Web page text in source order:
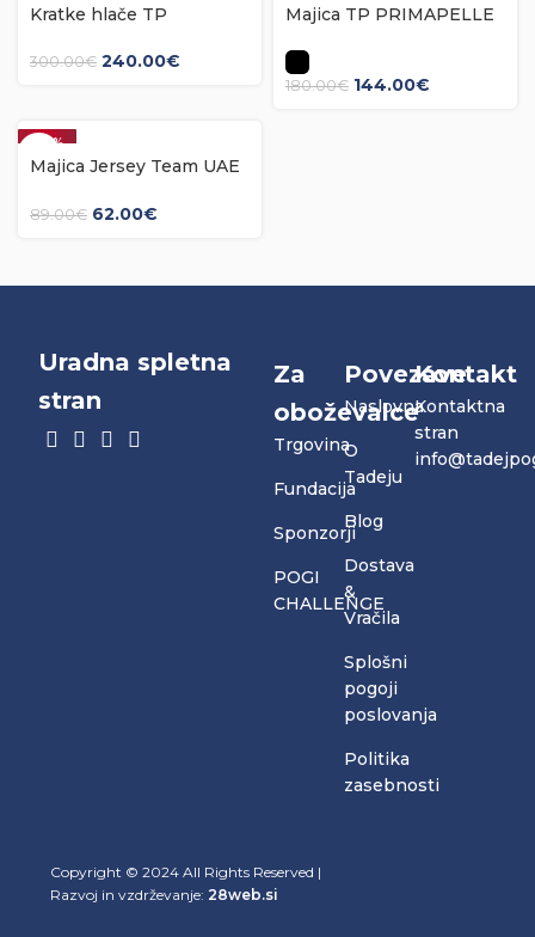
Kratke hlače TP
LIMITED
300.00€ 240.00€
Majica TP PRIMAPELLE
LIMITED
180.00€ 144.00€
-30%
Majica Jersey Team UAE
89.00€ 62.00€
Uradna spletna
stran
Za
oboževalce
Trgovina
Fundacija
Sponzorji
POGI
CHALLENGE
Povezave
Naslovna
O
Tadeju
Blog
Dostava
&
Vračila
Splošni
pogoji
poslovanja
Politika
zasebnosti
Kontakt
Kontaktna
stran
Copyright © 2024 All Rights Reserved |
Razvoj in vzdrževanje: 28web.si